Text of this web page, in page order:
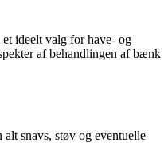
ideelt valg for have- og
af behandlingen af bænk
snavs, støv og eventuelle